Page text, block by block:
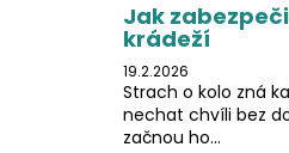
Jak
krádeží
19.2.2026
Strach o kolo zná
nechat chvíli bez
začnou ho...